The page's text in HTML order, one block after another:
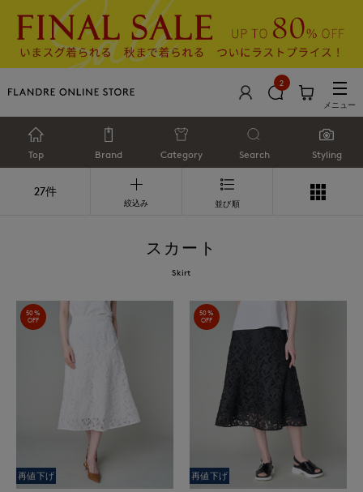
2
メニュー
Top Brand Category Search Styling
27件
絞込み 並び順
スカート
Skirt
50%
OFF
再値下げ
50%
OFF
再値下げ